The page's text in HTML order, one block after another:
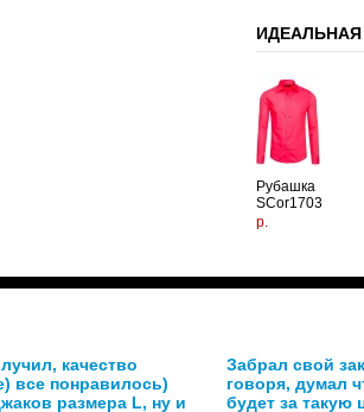
ИДЕАЛЬНАЯ
Рубашка
SCor1703
р.
качество
все понравилось)
размера L, ну и
Забрал свой
говоря, думал
будет за такую